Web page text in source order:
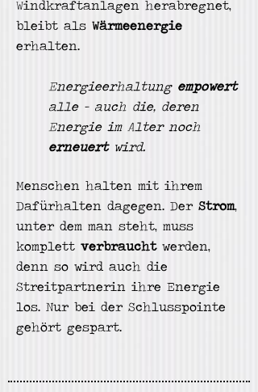
Windkraftanlagen herabregnet,
bleibt als Wärmeenergie
erhalten.
Energieerhaltung empowert
alle - auch die, deren
Energie im Alter noch
erneuert wird.
Menschen halten mit ihrem
Dafürhalten dagegen. Der Strom,
unter dem man steht, muss
komplett verbrauchtwerden,
denn so wird auch die
Streitpartnerin ihre Energie
los. Nur bei der Schlusspointe
gehört gespart.